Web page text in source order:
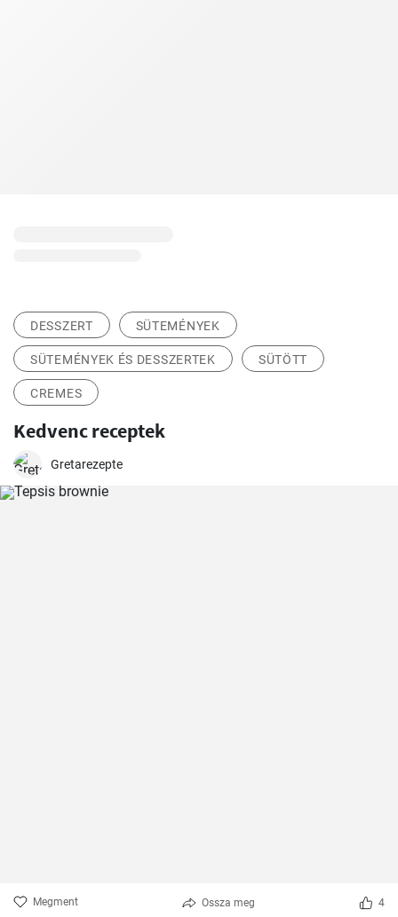
DESSZERT SÜTEMÉNYEK
SÜTEMÉNYEK ÉS DESSZERTEK SÜTÖTT
CREMES
Kedvenc receptek
Gretarezepte
Megment Ossza meg 4